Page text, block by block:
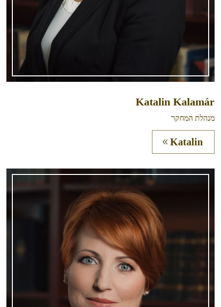
Katalin Kalamár
מנהלת המחקר
Katalin